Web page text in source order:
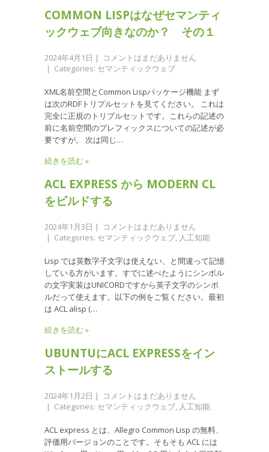
COMMON LISPはなぜセマンティ
ックウェブ向きなのか？ その１
2024年4月1日 |
コメントはまだありません
| Categories: セマンティックウェブ
XML名前空間とCommon Lispパッケージ機能 まず
は次のRDFトリプルセットを見てください。 これは
完全に正規のトリプルセットです。これらの記述の
前に名前空間のプレフィックスについての記述が必
要ですが。 次は同じ…
続きを読む »
ACL EXPRESS から MODERN CL
をビルドする
2024年1月3日 |
コメントはまだありません
| Categories: セマンティックウェブ 人工知能
Lisp では英数字子文字は使えない、と間違って記憶
している方がいます。すでに述べたようにシンボル
の文字実装はUNICORDですから英子文字のシンボ
ルだって使えます。以下の例をご覧ください。最初
は ACL alisp (…
続きを読む »
UBUNTUにACL EXPRESSをイン
ストールする
2024年1月2日 |
コメントはまだありません
| Categories: セマンティックウェブ 人工知能
ACL express とは、Allegro Common Lisp の無料、
評価用バージョンのことです。そもそも ACL には